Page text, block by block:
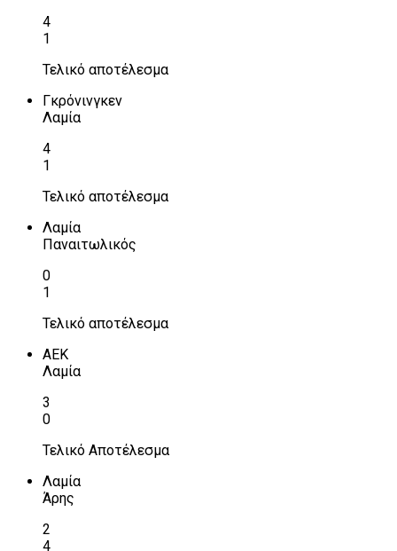
4
1
Τελικό αποτέλεσμα
Γκρόνινγκεν
Λαμία
4
1
Τελικό αποτέλεσμα
Λαμία
Παναιτωλικός
0
1
Τελικό αποτέλεσμα
ΑΕΚ
Λαμία
3
0
Τελικό Αποτέλεσμα
Λαμία
Άρης
2
4